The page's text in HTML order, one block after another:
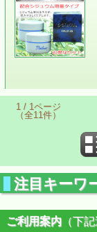
1 / 1ページ
（全11件）
注目キーワ
ご利用案内 （下